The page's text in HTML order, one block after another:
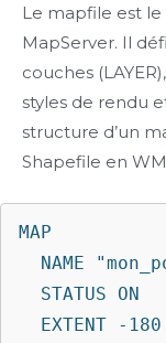
Le mapfile est
MapServer. Il
couches
styles de rendu
structure d’un
Shapefile en
MAP